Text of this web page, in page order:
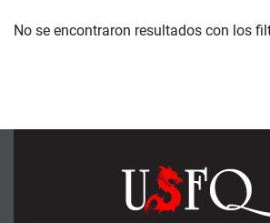
No se encontraron resultados con los